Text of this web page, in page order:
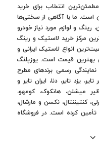
انتخاب برای خرید
است. ما با آگاهی از سختی‌ها
و لوازم مورد نیاز خودرو
مرکز خرید لاستیک و رینگ
انواع لاستیک ایرانی و
بهترین قیمت است. یوزپلنگ
رسمی برندهای مطرح
یزد تایر، دنا، ایران تایر و
میشلن، هانکوک، کومهو،
کنتیننتال، نکسن و مارشال،
تأمین کرده است. در فروشگاه